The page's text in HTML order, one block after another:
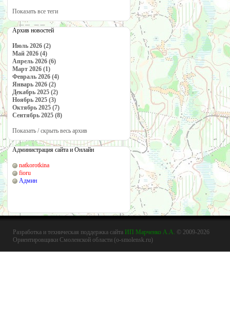
Показать все теги
Архив новостей
Июль 2026 (2)
Май 2026 (4)
Апрель 2026 (6)
Март 2026 (1)
Февраль 2026 (4)
Январь 2026 (2)
Декабрь 2025 (2)
Ноябрь 2025 (3)
Октябрь 2025 (7)
Сентябрь 2025 (8)
Показать / скрыть весь архив
Администрация сайта и Онлайн
natkorotkina
fioru
Админ
Разработка и техническая поддержка сайта ИП Марченко А.А. © 2009-2026
Ориентировщики Смоленской области (o-smolensk.ru)